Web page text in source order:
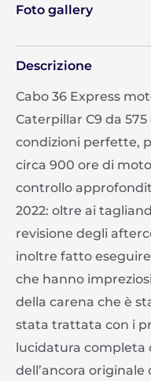
Foto gallery
Descrizione
Cabo 36 Express
Caterpillar C9 da
condizioni perfette,
circa 900 ore di
controllo
2022: oltre ai
revisione degli
inoltre fatto
che hanno
della carena che è
stata trattata con i
lucidatura completa
dell’ancora